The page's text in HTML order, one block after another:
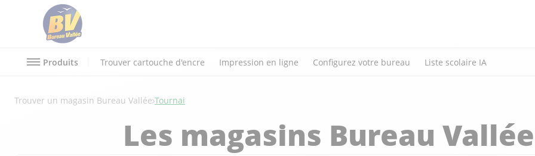
Produits Trouver cartouche d'encre Impression en ligne Configurez votre bureau Liste scolaire IA
Trouver un magasin Bureau Vallée Tournai
Les magasins Bureau